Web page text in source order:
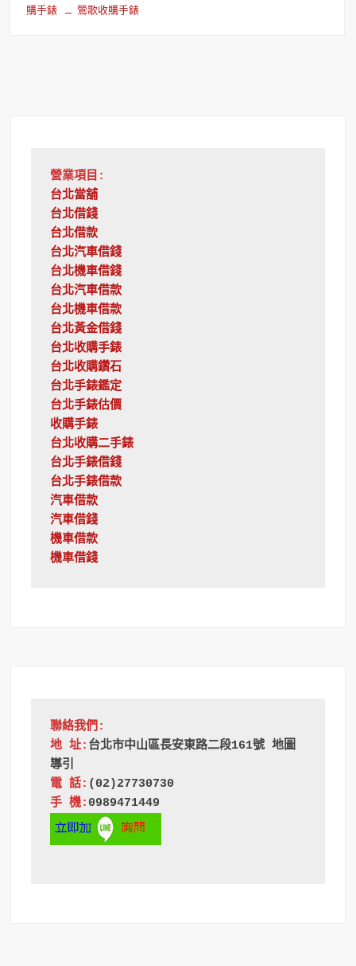
購手錶
鶯歌收購手錶
營業項目:
台北當舖
台北借錢
台北借款
台北汽車借錢
台北機車借錢
台北汽車借款
台北機車借款
台北黃金借錢
台北收購手錶
台北收購鑽石
台北手錶鑑定
台北手錶估價
收購手錶
台北收購二手錶
台北手錶借錢
台北手錶借款
汽車借款
汽車借錢
機車借款
機車借錢
聯絡我們:
地 址: 台北市中山區長安東路二段161號 地圖
導引
電 話: (02)27730730
手 機: 0989471449